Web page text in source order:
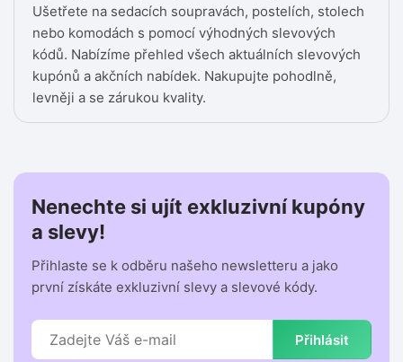
Ušetřete na sedacích soupravách, postelích, stolech
nebo komodách s pomocí výhodných slevových
kódů. Nabízíme přehled všech aktuálních slevových
kupónů a akčních nabídek. Nakupujte pohodlně,
levněji a se zárukou kvality.
Nenechte si ujít exkluzivní kupóny
a slevy!
Přihlaste se k odběru našeho newsletteru a jako
první získáte exkluzivní slevy a slevové kódy.
Přihlásit